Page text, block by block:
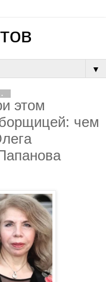
▼
этoм
чeм